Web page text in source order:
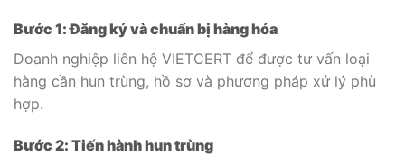
Bước 1: Đăng ký và chuẩn bị hàng hóa
Doanh nghiệp liên hệ VIETCERT để được tư vấn loại
hàng cần hun trùng, hồ sơ và phương pháp xử lý phù
hợp.
Bước 2: Tiến hành hun trùng